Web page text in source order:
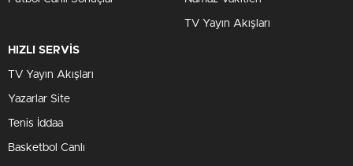
TV Yayın Akışları
HIZLI SERVİS
TV Yayın Akışları
Yazarlar Site
Tenis İddaa
Basketbol Canlı